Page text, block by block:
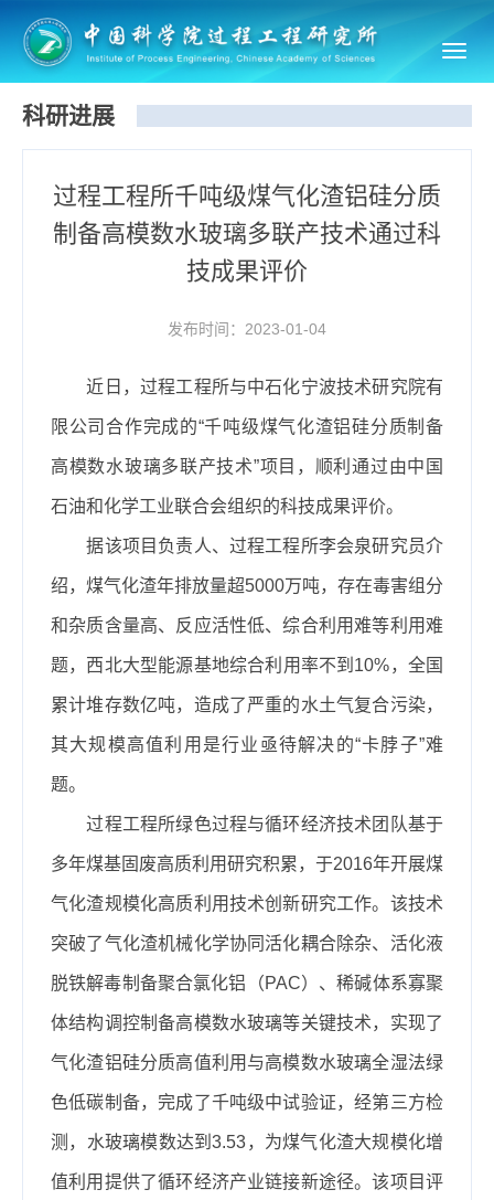
科研进展
过程工程所千吨级煤气化渣铝硅分质
制备高模数水玻璃多联产技术通过科
技成果评价
发布时间：2023-01-04
近日，过程工程所与中石化宁波技术研究院有
限公司合作完成的“千吨级煤气化渣铝硅分质制备
高模数水玻璃多联产技术”项目， 顺利通过由中国
石油和化学工业联合会组织的科技成果评价。
据该项目负责人、过程工程所李会泉研究员介
绍，煤气化渣年排放量超5000万吨，存在毒害组分
和杂质含量高、反应活性低、综合利用难等利用难
题，西北大型能源基地综合利用率不到10%，全国
累计堆存数亿吨，造成了严重的水土气复合污染，
其大规模高值利用是行业亟待解决的“卡脖子”难
题。
过程工程所绿色过程与循环经济技术团队基于
多年煤基固废高质利用研究积累，于2016年开展煤
气化渣规模化高质利用技术创新研究工作。该技术
突破了气化渣机械化学协同活化耦合除杂、活化液
脱铁解毒制备聚合氯化铝（PAC）、稀碱体系寡聚
体结构调控制备高模数水玻璃等关键技术，实现了
气化渣铝硅分质高值利用与高模数水玻璃全湿法绿
色低碳制备，完成了千吨级中试验证，经第三方检
测，水玻璃模数达到3.53，为煤气化渣大规模化增
值利用提供了循环经济产业链接新途径。该项目评